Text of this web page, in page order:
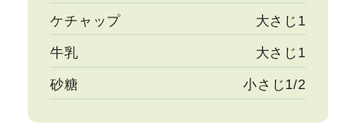
ケチャップ 大さじ1
牛乳 大さじ1
砂糖 小さじ1/2